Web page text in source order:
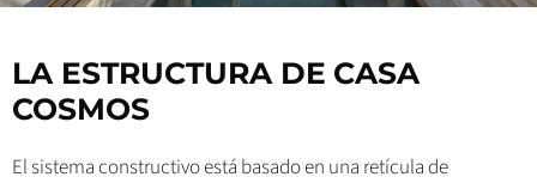
LA ESTRUCTURA DE CASA
COSMOS
El sistema constructivo está basado en una retícula de